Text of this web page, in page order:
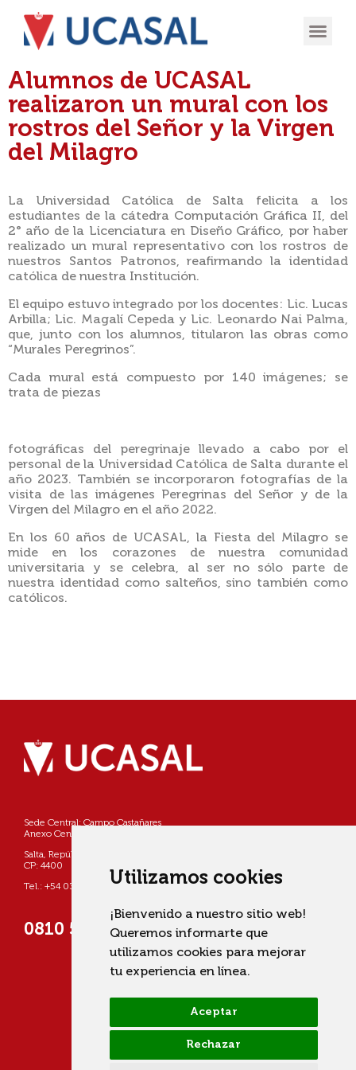
Utilizamos cookies
¡Bienvenido a nuestro sitio web!
Queremos informarte que
utilizamos cookies para mejorar
tu experiencia en línea.
Aceptar
Rechazar
Alumnos de UCASAL
realizaron un mural con los
rostros del Señor y la Virgen
del Milagro
La Universidad Católica de Salta felicita a los
estudiantes de la cátedra Computación Gráfica II, del
2° año de la Licenciatura en Diseño Gráfico, por haber
realizado un mural representativo con los rostros de
nuestros Santos Patronos, reafirmando la identidad
católica de nuestra Institución.
El equipo estuvo integrado por los docentes: Lic. Lucas
Arbilla; Lic. Magalí Cepeda y Lic. Leonardo Nai Palma,
que, junto con los alumnos, titularon las obras como
“Murales Peregrinos”.
Cada mural está compuesto por 140 imágenes; se
trata de piezas
fotográficas del peregrinaje llevado a cabo por el
personal de la Universidad Católica de Salta durante el
año 2023. También se incorporaron fotografías de la
visita de las imágenes Peregrinas del Señor y de la
Virgen del Milagro en el año 2022.
En los 60 años de UCASAL, la Fiesta del Milagro se
mide en los corazones de nuestra comunidad
universitaria y se celebra, al ser no sólo parte de
nuestra identidad como salteños, sino también como
católicos.
Sede Central: Campo Castañares
Anexo Centro: Pellegrini 790
Salta, República Argentina
CP: 4400
Tel.: +54 0387 4268800
0810 555 822725 (UCASAL)